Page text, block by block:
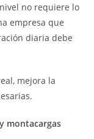
no requiere lo
empresa que
diaria debe
mejora la
montacargas